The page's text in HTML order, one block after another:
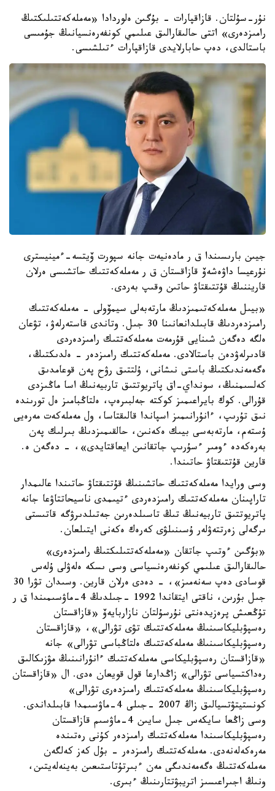
نۇر-سۇلتان. قازاقپارات - بۇگىن ەلوردادا «مەملەكەتتىلىكتىڭ
رامىزدەرى» اتتى حالىقارالىق عىلىمي كونفەرەنسيانىڭ جۇمىسى
باستالدى، دەپ حابارلايدى قازاقپارات ءتىلشىسى.
جيىن بارىسىندا ق ر مادەنيەت جانە سپورت ۆيتسە-ءمينيسترى
نۇرعيسا داۋەشەۆ قازاقستان ق ر مەملەكەتتىك حاتشىسى ەرلان
قاريننىڭ قۇتتىقتاۋ حاتىن وقىپ بەردى.
«بيىل مەملەكەتىمىزدىڭ مارتەبەلى سيمۆولى - مەملەكەتتىك
رامىزدەردىڭ قابىلدانعانىنا 30 جىل. وتاندى قاستەرلەۋ، تۋعان
ەلگە دەگەن شىنايى قۇرمەت مەملەكەتتىك رامىزدەردى
قادىرلەۋدەن باستالادى. مەملەكەتتىك رامىزدەر - ەلدىكتىڭ،
ەگەمەندىكتىڭ باستى نىشانى، ۇلتتىق رۋح پەن قوعامدىق
كەلسىمنىڭ، سونداي-اق پاتريوتتىق تاربيەنىڭ اسا ماڭىزدى
قۇرالى. كوك بايراعىمىز كوكتە جەلبىرەپ، ەلتاڭبامىز ەل تورىندە
نىق تۇرىپ، ءانۇرانىمىز اسپاندا قالىقتاسا، ول مەملەكەت مەرەيى
ۇستەم، مارتەبەسى بيىك ەكەنىن، حالقىمىزدىڭ بىرلىك پەن
بەرەكەدە ءومىر ءسۇرىپ جاتقانىن ايعاقتايدى»، - دەگەن ە.
قارين قۇتتىقتاۋ حاتىندا.
وسى ورايدا مەملەكەتتىك حاتشىنىڭ قۇتتىقتاۋ حاتىندا عالىمدار
تاراپىنان مەملەكەتتىك رامىزدەردى ءتيىمدى ناسيحاتتاۋعا جانە
پاتريوتتىق تاربيەنىڭ تىڭ تاسىلدەرىن جەتىلدىرۋگە قاتىستى
ىرگەلى زەرتتەۋلەر ۇسىنىلۋى كەرەك ەكەنى ايتىلعان.
«بۇگىن ءوتىپ جاتقان «مەملەكەتتىلىكتىڭ رامىزدەرى»
حالىقارالىق عىلىمي كونفەرەنسياسى وسى ىسكە ەلەۋلى ۇلەس
قوسادى دەپ سەنەمىز»، - دەدى ەرلان قارين. وسىدان تۋرا 30
جىل بۇرىن، ناقتى ايتقاندا 1992 -جىلدىڭ 4-ماۋسىمىندا ق ر
تۇڭعىش پرەزيدەنتى نۇرسۇلتان نازاربايەۆ «قازاقستان
رەسپۋبليكاسىنىڭ مەملەكەتتىك تۋى تۋرالى»، «قازاقستان
رەسپۋبليكاسىنىڭ مەملەكەتتىك ەلتاڭباسى تۋرالى» جانە
«قازاقستان رەسپۋبليكاسى مەملەكەتتىك ءانۇرانىنىڭ مۋزىكالىق
رەداكتسياسى تۋرالى» زاڭدارعا قول قويعان ەدى. ال «قازاقستان
رەسپۋبليكاسىنىڭ مەملەكەتتىك رامىزدەرى تۋرالى»
كونستيتۋتسيالىق زاڭ 2007 -جىلى 4-ماۋسىمدا قابىلداندى.
وسى زاڭعا سايكەس جىل سايىن 4-ماۋسىم قازاقستان
رەسپۋبليكاسىندا مەملەكەتتىك رامىزدەر كۇنى رەتىندە
مەرەكەلەنەدى. مەملەكەتتىك رامىزدەر - بۇل كەز كەلگەن
مەملەكەتتىڭ ەگەمەندىگى مەن ءبىرتۇتاستىعىن بەينەلەيتىن،
ونىڭ اجىراعىسىز اتريبۋتتارىنىڭ ءبىرى.